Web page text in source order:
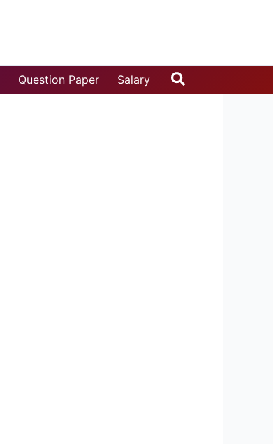
Question Paper Salary Search